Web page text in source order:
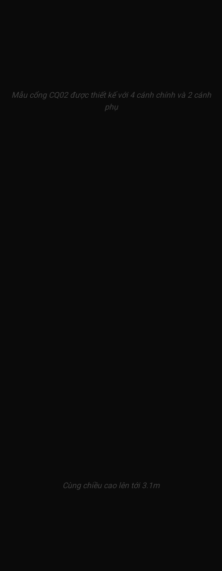
Mẫu cổng CQ02 được thiết kế với 4 cánh chính và 2 cánh
phụ
Cùng chiều cao lên tới 3.1m